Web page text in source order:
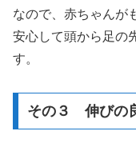
なので、赤ちゃんが
安心して頭から足の
す。
その３ 伸びの